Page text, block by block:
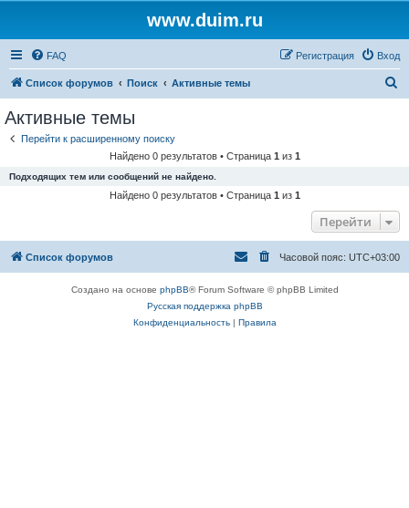
www.duim.ru
FAQ Вход
Регистрация
Список форумов Поиск Активные темы
Активные темы
Перейти к расширенному поиску
Найдено 0 результатов • Страница 1 из 1
Подходящих тем или сообщений не найдено.
Найдено 0 результатов • Страница 1 из 1
Перейти
Список форумов Часовой пояс: UTC+03:00
Создано на основе phpBB® Forum Software © phpBB Limited
Русская поддержка phpBB
Конфиденциальность| Правила